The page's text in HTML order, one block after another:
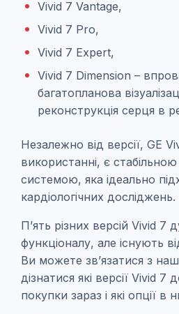
Vivid 7 Vantage,
Vivid 7 Pro,
Vivid 7 Expert,
Vivid 7 Dimension –
багатопланова
реконструкція серця в
Незалежно від версії, GE
використанні, є стабільною
системою, яка ідеально
кардіологічних досліджень.
П’ять різних версій Vivid 7
функціоналу, але існують
Ви можете зв’язатися з
дізнатися які версії Vivid 7
покупки зараз і які опції в